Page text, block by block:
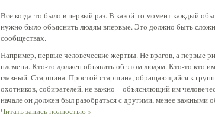
Все когда-то было в первый раз. В какой-то момент каждый
нужно было объяснить людям впервые. Это должно быть
сообществах.
Например, первые человеческие жертвы. Не врагов, а первые
племени. Кто-то должен объявить об этом людям. Кто-то кто
главный. Старшина. Простой старшина, обращающийся к
охотников, собирателей, не важно – объясняющий им
начале он должен был разобраться с другими, менее важными
Читать запись полностью »